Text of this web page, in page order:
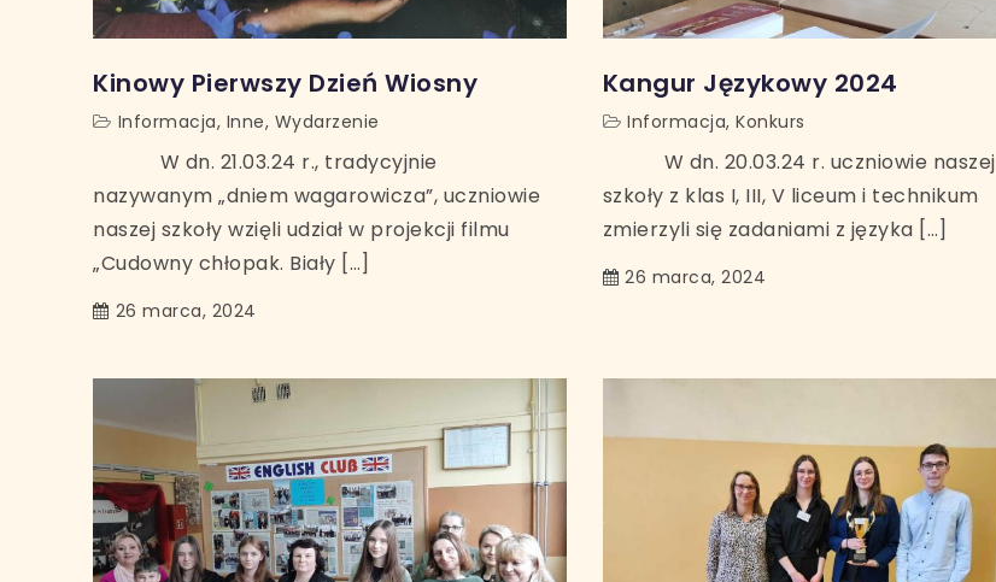
Kinowy Pierwszy Dzień Wiosny
Informacja, Inne, Wydarzenie
W dn. 21.03.24 r., tradycyjnie
nazywanym „dniem wagarowicza”, uczniowie
naszej szkoły wzięli udział w projekcji filmu
„Cudowny chłopak. Biały […]
26 marca, 2024
Kangur Językowy 2024
Informacja, Konkurs
W dn. 20.03.24 r. uczniowie naszej
szkoły z klas I, III, V liceum i technikum
zmierzyli się zadaniami z języka […]
26 marca, 2024